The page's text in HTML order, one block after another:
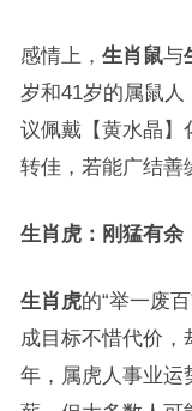
感情上， 生肖鼠与
岁和41岁的属鼠
议佩戴【黄水晶】
转佳，若能广结善
生肖虎：刚猛有余
生肖虎的“举一废
成目标不惜代价，
年，属虎人事业运